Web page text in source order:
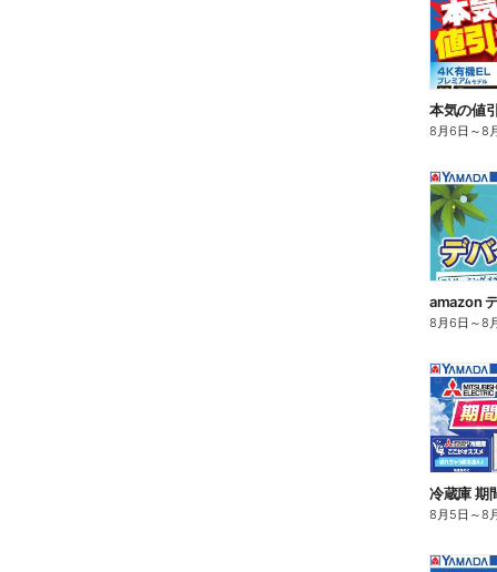
8月6日 ～8
amazon
8月6日 ～8
冷蔵庫 期
8月5日 ～8